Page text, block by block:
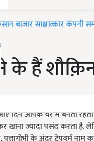
बाजारसाक्षात्कारकंपनी
के हैं
आए दिन आपके घर में बनती
ज्यादा पसंद करता है.